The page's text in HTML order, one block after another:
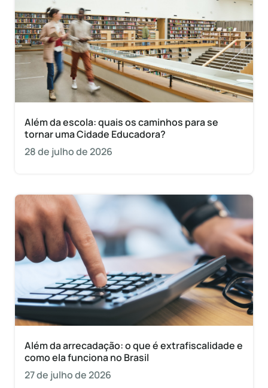
Além da escola: quais os caminhos para se
tornar uma Cidade Educadora?
28 de julho de 2026
Além da arrecadação: o que é extrafiscalidade e
como ela funciona no Brasil
27 de julho de 2026